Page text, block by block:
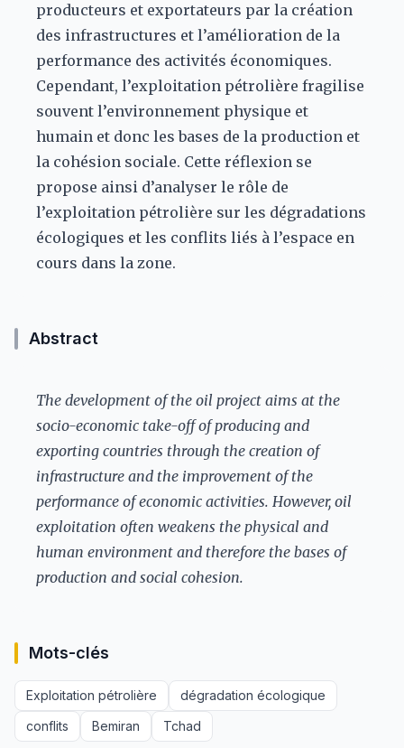
producteurs et exportateurs par la création
des infrastructures et l’amélioration de la
performance des activités économiques.
Cependant, l’exploitation pétrolière fragilise
souvent l’environnement physique et
humain et donc les bases de la production et
la cohésion sociale. Cette réflexion se
propose ainsi d’analyser le rôle de
l’exploitation pétrolière sur les dégradations
écologiques et les conflits liés à l’espace en
cours dans la zone.
Abstract
The development of the oil project aims at the
socio-economic take-off of producing and
exporting countries through the creation of
infrastructure and the improvement of the
performance of economic activities. However, oil
exploitation often weakens the physical and
human environment and therefore the bases of
production and social cohesion.
Mots-clés
Exploitation pétrolière
dégradation écologique
conflits
Bemiran Tchad